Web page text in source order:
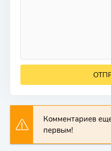
Комментариев
первым!